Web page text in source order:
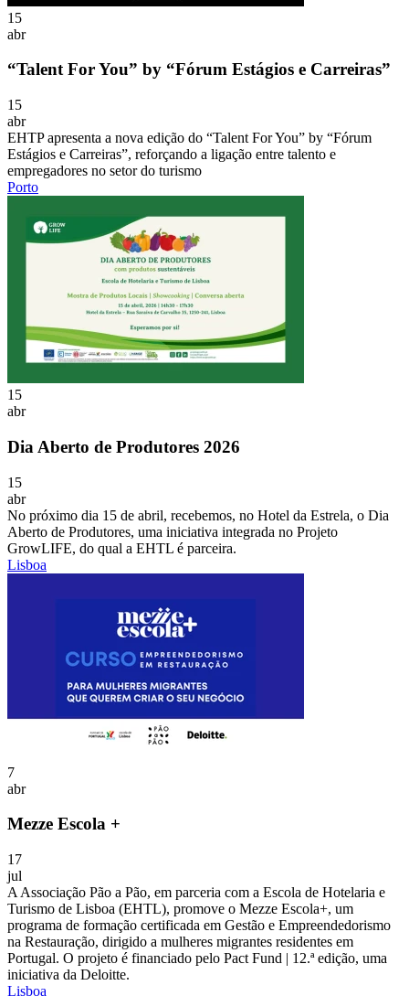
15
abr
“Talent For You” by “Fórum Estágios e Carreiras”
15
abr
EHTP apresenta a nova edição do “Talent For You” by “Fórum
Estágios e Carreiras”, reforçando a ligação entre talento e
empregadores no setor do turismo
Porto
15
abr
Dia Aberto de Produtores 2026
15
abr
No próximo dia 15 de abril, recebemos, no Hotel da Estrela, o Dia
Aberto de Produtores, uma iniciativa integrada no Projeto
GrowLIFE, do qual a EHTL é parceira.
Lisboa
7
abr
Mezze Escola +
17
jul
A Associação Pão a Pão, em parceria com a Escola de Hotelaria e
Turismo de Lisboa (EHTL), promove o Mezze Escola+, um
programa de formação certificada em Gestão e Empreendedorismo
na Restauração, dirigido a mulheres migrantes residentes em
Portugal. O projeto é financiado pelo Pact Fund | 12.ª edição, uma
iniciativa da Deloitte.
Lisboa